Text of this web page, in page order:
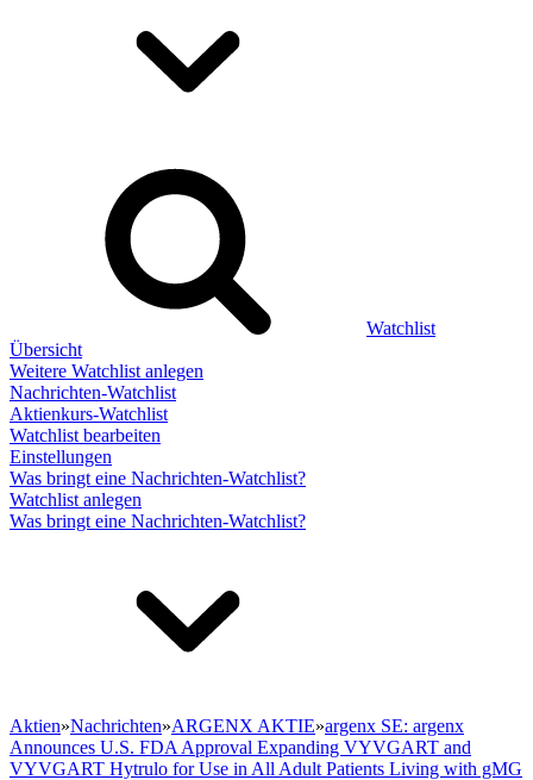
Watchlist
Übersicht
Weitere Watchlist anlegen
Nachrichten-Watchlist
Aktienkurs-Watchlist
Watchlist bearbeiten
Einstellungen
Was bringt eine Nachrichten-Watchlist?
Watchlist anlegen
Was bringt eine Nachrichten-Watchlist?
Aktien»Nachrichten»ARGENX AKTIE»argenx SE: argenx
Announces U.S. FDA Approval Expanding VYVGART and
VYVGART Hytrulo for Use in All Adult Patients Living with gMG